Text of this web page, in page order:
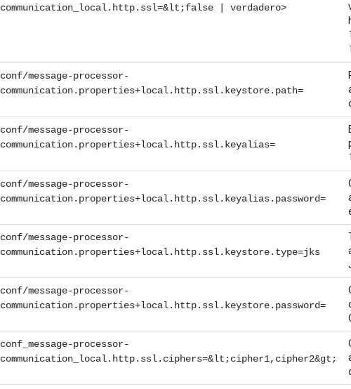
communication_local.http.ssl=&lt;false | verdadero>
conf/message-processor-
communication.properties+local.http.ssl.keystore.path=
conf/message-processor-
communication.properties+local.http.ssl.keyalias=
conf/message-processor-
communication.properties+local.http.ssl.keyalias.password=
conf/message-processor-
communication.properties+local.http.ssl.keystore.type=jks
conf/message-processor-
communication.properties+local.http.ssl.keystore.password=
conf_message-processor-
communication_local.http.ssl.ciphers=&lt;cipher1,cipher2&gt;